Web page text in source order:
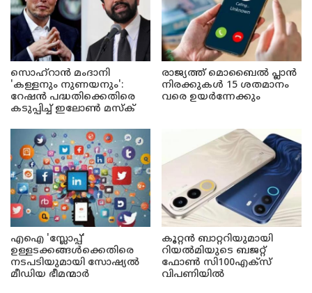
സൊഹ്റാൻ മംദാനി
'കള്ളനും നുണയനും':
റേഷൻ പദ്ധതിക്കെതിരെ
കടുപ്പിച്ച് ഇലോൺ മസ്ക്
രാജ്യത്ത് മൊബൈൽ പ്ലാൻ
നിരക്കുകൾ 15 ശതമാനം
വരെ ഉയർന്നേക്കും
എഐ 'സ്ലോപ്പ്'
ഉള്ളടക്കങ്ങൾക്കെതിരെ
നടപടിയുമായി സോഷ്യൽ
മീഡിയ ഭീമന്മാർ
കൂറ്റൻ ബാറ്ററിയുമായി
റിയൽമിയുടെ ബജറ്റ്
ഫോൺ സി100എക്‌സ്
വിപണിയിൽ